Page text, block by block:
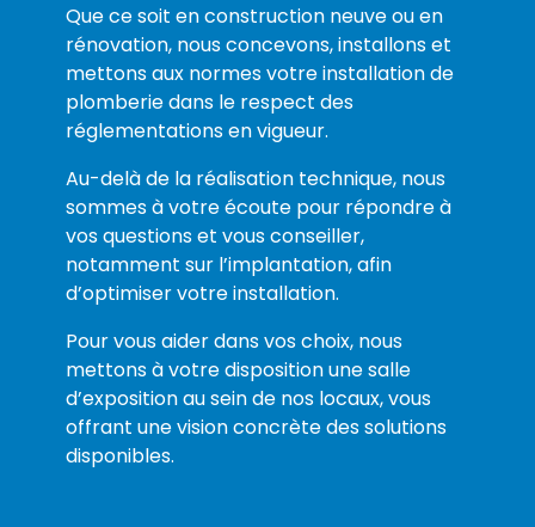
Que ce soit en construction neuve ou en
rénovation, nous concevons, installons et
mettons aux normes votre installation de
plomberie dans le respect des
réglementations en vigueur.
Au-delà de la réalisation technique, nous
sommes à votre écoute pour répondre à
vos questions et vous conseiller,
notamment sur l’implantation, afin
d’optimiser votre installation.
Pour vous aider dans vos choix, nous
mettons à votre disposition une salle
d’exposition au sein de nos locaux, vous
offrant une vision concrète des solutions
disponibles.